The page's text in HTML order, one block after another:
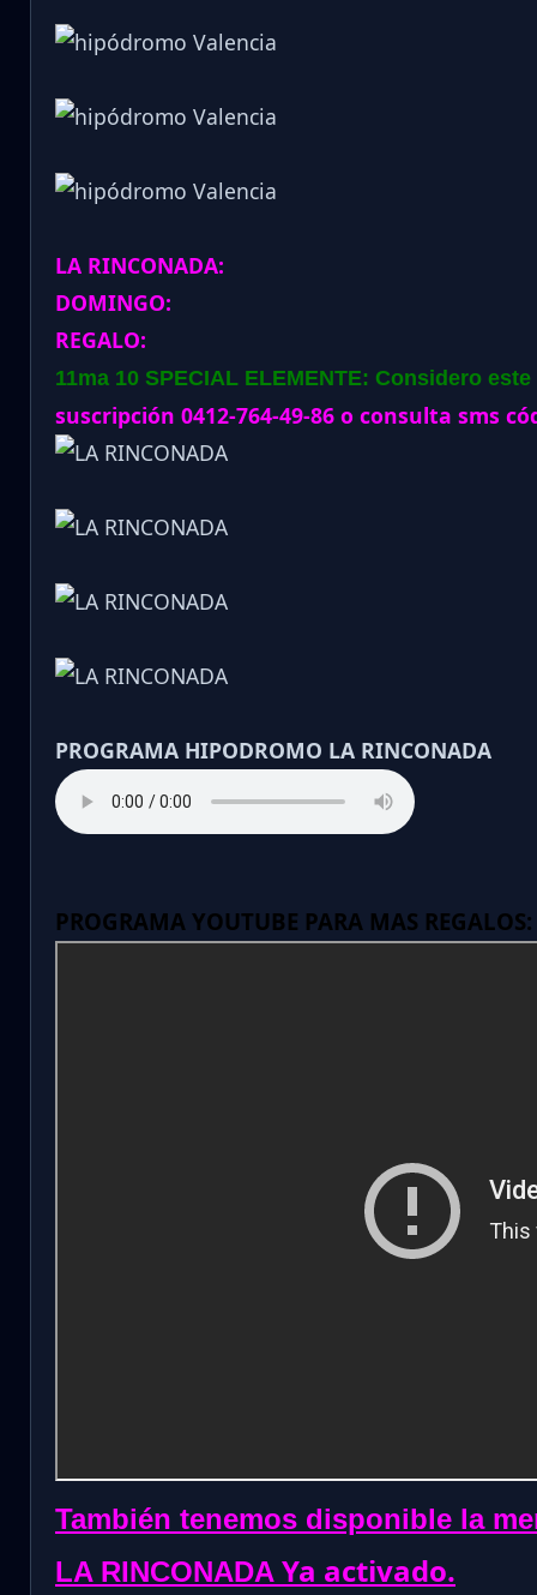
LA RINCONADA:
DOMINGO:
REGALO:
11ma 10 SPECIAL ELEMENTE: Considero
suscripción 0412-764-49-86 o consulta sms
PROGRAMA HIPODROMO LA RINCONADA
PROGRAMA YOUTUBE PARA MAS REGALOS:
También tenemos disponible la
LA RINCONADA Ya activado.